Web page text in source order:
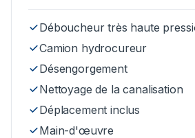
Déboucheur très haute
Camion hydrocureur
Désengorgement
Nettoyage de la canalisation
Déplacement inclus
Main-d'œuvre